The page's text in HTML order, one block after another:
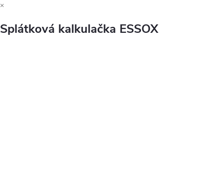
×
Splátková kalkulačka ESSOX